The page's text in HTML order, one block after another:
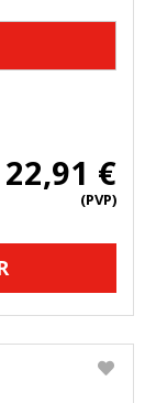
22,91 €
(PVP)